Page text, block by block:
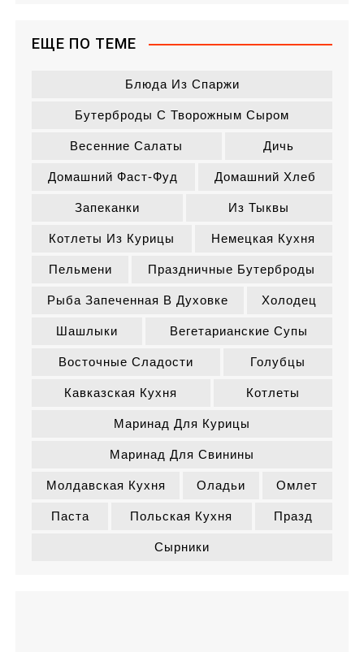
ЕЩЕ ПО ТЕМЕ
Блюда Из Спаржи
Бутерброды С Творожным Сыром
Весенние Салаты Дичь
Домашний Фаст-Фуд Домашний Хлеб
Запеканки Из Тыквы
Котлеты Из Курицы Немецкая Кухня
Пельмени Праздничные Бутерброды
Рыба Запеченная В Духовке Холодец
Шашлыки Вегетарианские Супы
Восточные Сладости Голубцы
Кавказская Кухня Котлеты
Маринад Для Курицы
Маринад Для Свинины
Молдавская Кухня Оладьи Омлет
Паста Польская Кухня Празд
Сырники